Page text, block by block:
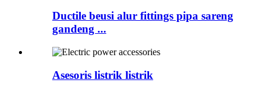
Ductile beusi alur fittings pipa sareng
gandeng ...
Asesoris listrik listrik